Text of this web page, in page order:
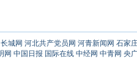
长城网 河北共产党员网 河青新闻网 石家
网 中国日报 国际在线 中经网 中青网 央